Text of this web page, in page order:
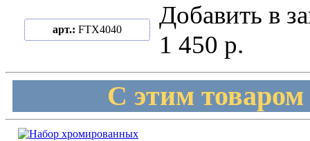
арт.: FTX4040
Добавить в
1 450 р.
С этим